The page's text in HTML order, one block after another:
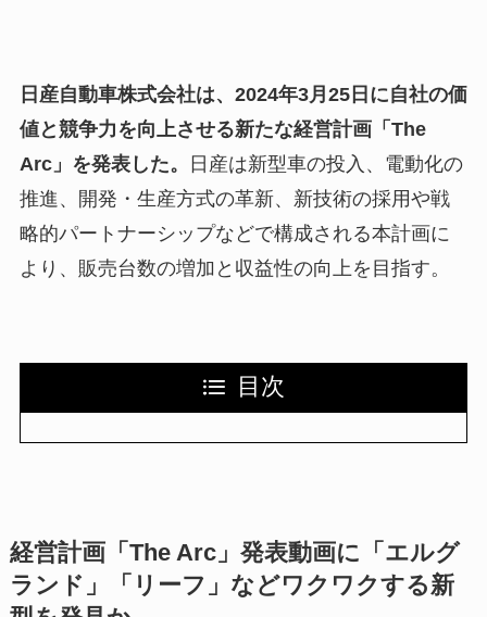
日産自動車株式会社は、2024年3月25日に自社の価
値と競争力を向上させる新たな経営計画「The
Arc」を発表した。
日産は新型車の投入、電動化の
推進、開発・生産方式の革新、新技術の採用や戦
略的パートナーシップなどで構成される本計画に
より、販売台数の増加と収益性の向上を目指す。
目次
経営計画「The Arc」発表動画に「エルグ
ランド」「リーフ」などワクワクする新